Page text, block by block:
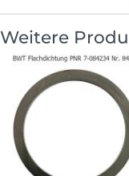
Weitere